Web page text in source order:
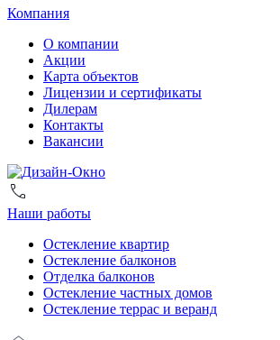
Компания
О компании
Акции
Карта объектов
Лицензии и сертификаты
Дилерам
Контакты
Вакансии
Наши работы
Остекление квартир
Остекление балконов
Отделка балконов
Остекление частных домов
Остекление террас и веранд